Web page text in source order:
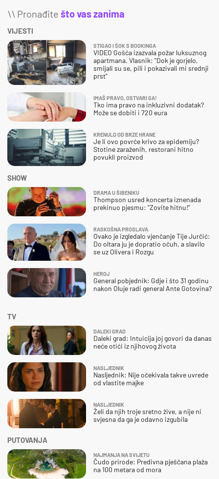
\\ Pronađite što vas zanima
VIJESTI
STIGAO I ŠOK S BOOKINGA
VIDEO Gošća izazvala požar luksuznog
apartmana. Vlasnik: "Dok je gorjelo,
smijali su se, pili i pokazivali mi srednji
prst"
IMAŠ PRAVO, OSTVARI GA!
Tko ima pravo na inkluzivni dodatak?
Može se dobiti i 720 eura
KRENULO OD BRZE HRANE
Je li ovo povrće krivo za epidemiju?
Stotine zaraženih, restorani hitno
povukli proizvod
SHOW
DRAMA U ŠIBENIKU
Thompson usred koncerta iznenada
prekinuo pjesmu: "Zovite hitnu!"
RASKOŠNA PROSLAVA
Ovako je izgledalo vjenčanje Tije Jurčić:
Do oltara ju je dopratio očuh, a slavilo
se uz Olivera i Rozgu
HEROJ
General pobjednik: Gdje i što 31 godinu
nakon Oluje radi general Ante Gotovina?
TV
DALEKI GRAD
Daleki grad: Intuicija joj govori da danas
neće otići iz njihovog života
NASLJEDNIK
Nasljednik: Nije očekivala takve uvrede
od vlastite majke
NASLJEDNIK
Želi da njih troje sretno žive, a nije ni
svjesna da ga je odavno izgubila
PUTOVANJA
NAJMANJA NA SVIJETU
Čudo prirode: Predivna pješčana plaža
na 100 metara od mora